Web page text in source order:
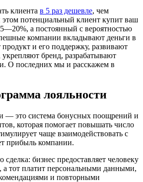
клиента в 5 раз дешевле, чем
потенциальный клиент купит ваш
а постоянный с вероятностью
компании вкладывают деньги в
и его поддержку, развивают
бренд, разрабатывают
О последних мы и расскажем в
лояльности
— это система бонусных поощрений и
которая помогает повышать число
чаще взаимодействовать с
прибыль компании.
сделка: бизнес предоставляет человеку
тот платит персональными данными,
и повторными